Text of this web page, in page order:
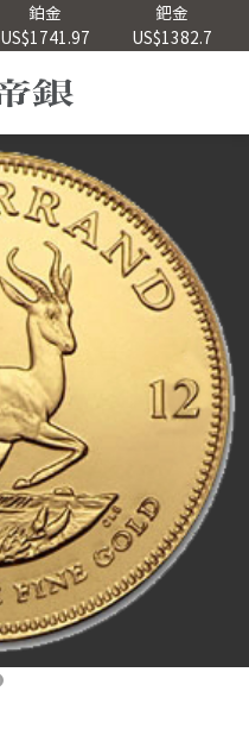
鉑金
US$1741.97
鈀金
US$1382.7